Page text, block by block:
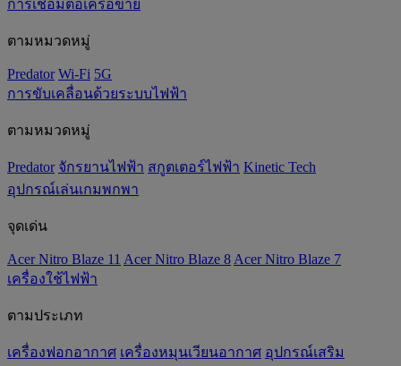
การเชื่อมต่อเครือข่าย
ตามหมวดหมู่
Predator Wi-Fi 5G
การขับเคลื่อนด้วยระบบไฟฟ้า
ตามหมวดหมู่
Predator จักรยานไฟฟ้า สกูตเตอร์ไฟฟ้า Kinetic Tech
อุปกรณ์เล่นเกมพกพา
จุดเด่น
Acer Nitro Blaze 11 Acer Nitro Blaze 8 Acer Nitro Blaze 7
เครื่องใช้ไฟฟ้า
ตามประเภท
เครื่องฟอกอากาศ เครื่องหมุนเวียนอากาศ อุปกรณ์เสริม